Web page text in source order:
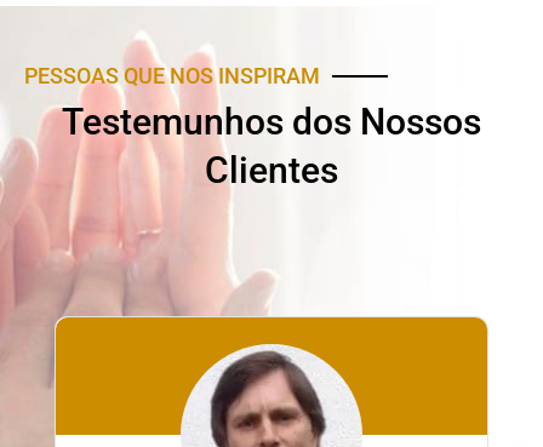
PESSOAS QUE NOS INSPIRAM
Testemunhos dos Nossos
Clientes